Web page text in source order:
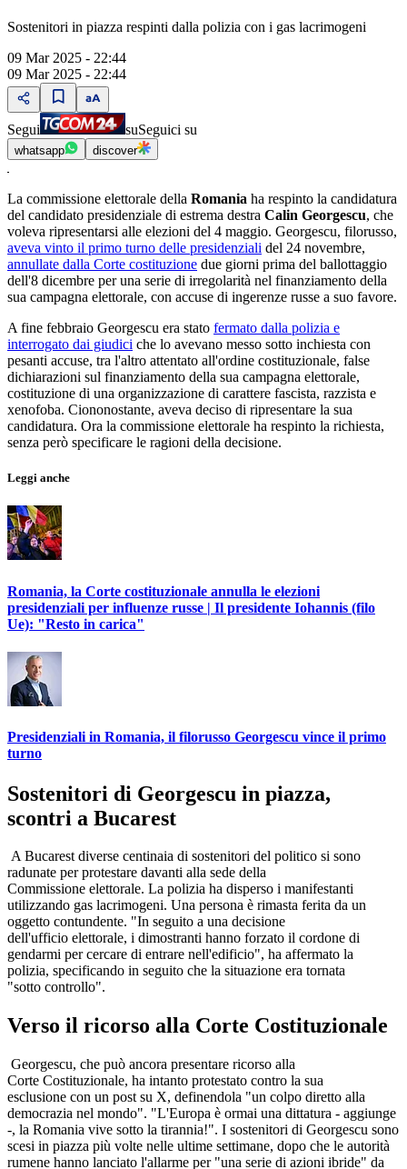
Sostenitori in piazza respinti dalla polizia con i gas lacrimogeni
09 Mar 2025 - 22:44
09 Mar 2025 - 22:44
Segui suSeguici su
whatsapp discover
La commissione elettorale della Romania ha respinto la candidatura
del candidato presidenziale di estrema destra Calin Georgescu, che
voleva ripresentarsi alle elezioni del 4 maggio. Georgescu, filorusso,
aveva vinto il primo turno delle presidenziali del 24 novembre,
annullate dalla Corte costituzione due giorni prima del ballottaggio
dell'8 dicembre per una serie di irregolarità nel finanziamento della
sua campagna elettorale, con accuse di ingerenze russe a suo favore.
A fine febbraio Georgescu era stato fermato dalla polizia e
interrogato dai giudici che lo avevano messo sotto inchiesta con
pesanti accuse, tra l'altro attentato all'ordine costituzionale, false
dichiarazioni sul finanziamento della sua campagna elettorale,
costituzione di una organizzazione di carattere fascista, razzista e
xenofoba. Ciononostante, aveva deciso di ripresentare la sua
candidatura. Ora la commissione elettorale ha respinto la richiesta,
senza però specificare le ragioni della decisione.
Leggi anche
Romania, la Corte costituzionale annulla le elezioni
presidenziali per influenze russe | Il presidente Iohannis (filo
Ue): "Resto in carica"
Presidenziali in Romania, il filorusso Georgescu vince il primo
turno
Sostenitori di Georgescu in piazza,
scontri a Bucarest
A Bucarest diverse centinaia di sostenitori del politico si sono
radunate per protestare davanti alla sede della
Commissione elettorale. La polizia ha disperso i manifestanti
utilizzando gas lacrimogeni. Una persona è rimasta ferita da un
oggetto contundente. "In seguito a una decisione
dell'ufficio elettorale, i dimostranti hanno forzato il cordone di
gendarmi per cercare di entrare nell'edificio", ha affermato la
polizia, specificando in seguito che la situazione era tornata
"sotto controllo".
Verso il ricorso alla Corte Costituzionale
Georgescu, che può ancora presentare ricorso alla
Corte Costituzionale, ha intanto protestato contro la sua
esclusione con un post su X, definendola "un colpo diretto alla
democrazia nel mondo". "L'Europa è ormai una dittatura - aggiunge
-, la Romania vive sotto la tirannia!". I sostenitori di Georgescu sono
scesi in piazza più volte nelle ultime settimane, dopo che le autorità
rumene hanno lanciato l'allarme per "una serie di azioni ibride" da